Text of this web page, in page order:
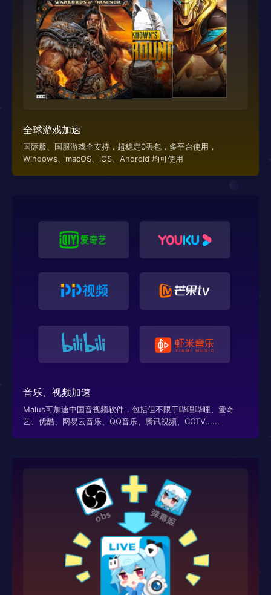
全球游戏加速
国际服、国服游戏全支持，超稳定0丢包，多平台使用，
Windows、macOS、iOS、Android 均可使用
音乐、视频加速
Malus可加速中国音视频软件，包括但不限于哔哩哔哩、爱奇
艺、优酷、网易云音乐、QQ音乐、腾讯视频、CCTV......